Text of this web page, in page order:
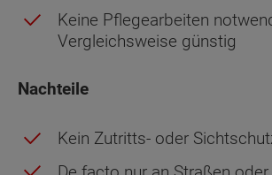
Keine Pflegearbeiten
Vergleichsweise günstig
Nachteile
Kein Zutritts- oder